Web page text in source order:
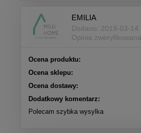
EMILIA
Dodano: 2019-03-14
Opinia zweryfikowana
Ocena produktu:
Ocena sklepu:
Ocena dostawy:
Dodatkowy komentarz:
Polecam szybka wysylka